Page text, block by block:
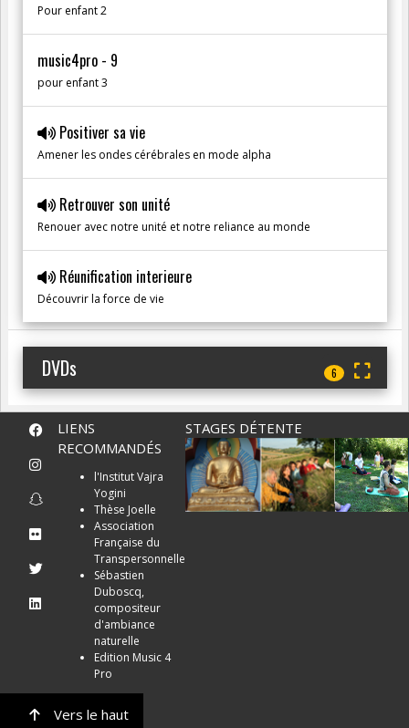
Pour enfant 2
music4pro - 9
pour enfant 3
Positiver sa vie
Amener les ondes cérébrales en mode alpha
Retrouver son unité
Renouer avec notre unité et notre reliance au monde
Réunification interieure
Découvrir la force de vie
DVDs 6
LIENS
RECOMMANDÉS
l'Institut Vajra
Yogini
Thèse Joelle
Association
Française du
Transpersonnelle
Sébastien
Duboscq,
compositeur
d'ambiance
naturelle
Edition Music 4
Pro
STAGES DÉTENTE
Vers le haut